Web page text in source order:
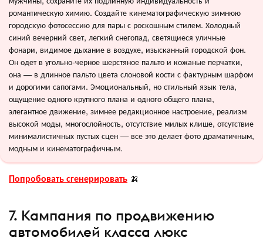
романтическую химию. Создайте кинематографическую зимнюю
городскую фотосессию для пары с роскошным стилем. Холодный
синий вечерний свет, легкий снегопад, светящиеся уличные
фонари, видимое дыхание в воздухе, изысканный городской фон.
Он одет в угольно-черное шерстяное пальто и кожаные перчатки,
она — в длинное пальто цвета слоновой кости с фактурным шарфом
и дорогими сапогами. Эмоциональный, но стильный язык тела,
ощущение одного крупного плана и одного общего плана,
элегантное движение, зимнее редакционное настроение, реализм
высокой моды, многослойность, отсутствие милых клише, отсутствие
минималистичных пустых сцен — все это делает фото драматичным,
модным и кинематографичным.
Попробовать сгенерировать 🍌
7. Кампания по продвижению
автомобилей класса люкс